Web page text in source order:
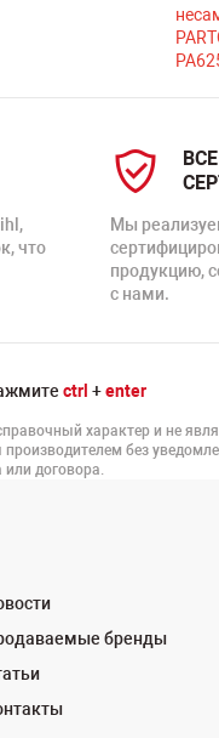
что
Мы
продукцию,
с нами.
ctrl +enter
характер и не
без
или договора.
бренды